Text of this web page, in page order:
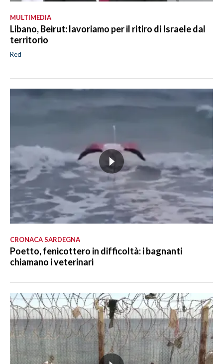
MULTIMEDIA
Libano, Beirut: lavoriamo per il ritiro di Israele dal
territorio
Red
CRONACA SARDEGNA
Poetto, fenicottero in difficoltà: i bagnanti
chiamano i veterinari